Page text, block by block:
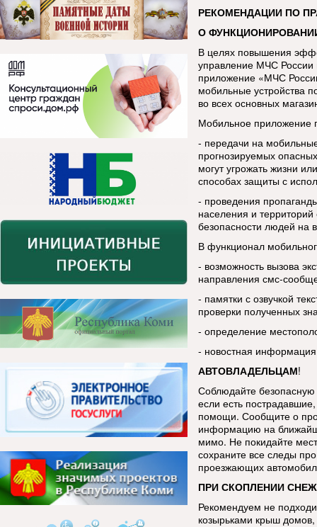
РЕКОМЕНДАЦИИ ПО
О
В целях повышения
управление МЧС России
приложение «МЧС
мобильные устройства
во всех основных
Мобильное приложение
- передачи на
прогнозируемых
могут угрожать жизни
способах защиты с
- проведения
населения и
безопасности людей на
В функционал
- возможность вызова
направления смс-
- памятки с озвучкой
проверки полученных
- определение
- новостная
АВТОВЛАДЕЛЬЦАМ!
Соблюдайте
если есть
помощи. Сообщите о
информацию на
мимо. Не покидайте
сохраните все следы
проезжающих
ПРИ СКОПЛЕНИИ
Рекомендуем не
козырьками крыш домов,